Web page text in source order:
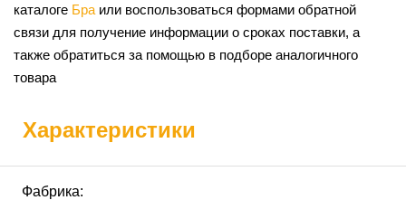
каталоге Бра или воспользоваться формами обратной
связи для получение информации о сроках поставки, а
также обратиться за помощью в подборе аналогичного
товара
Характеристики
Фабрика: